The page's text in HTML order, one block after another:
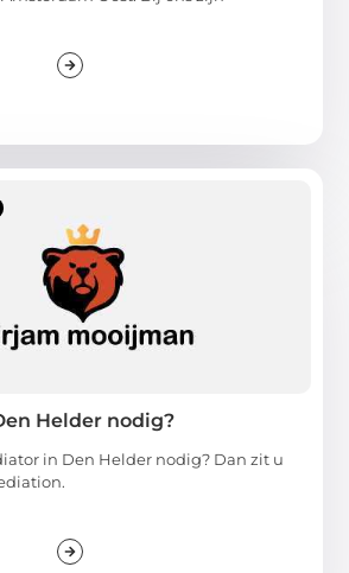
Helder nodig?
in Den Helder nodig? Dan zit u